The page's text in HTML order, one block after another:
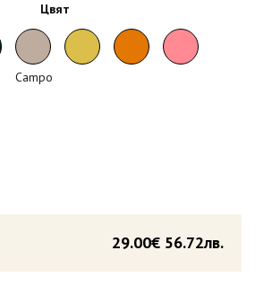
Цвят
Campo
56.72лв.
29.00€